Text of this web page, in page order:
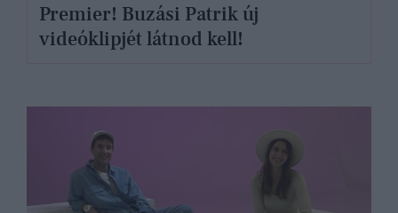
Premier! Buzási Patrik új
videóklipjét látnod kell!